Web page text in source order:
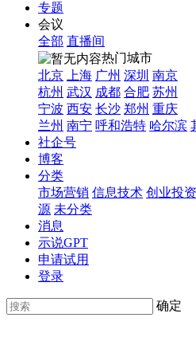
专题
会议
全部 直播间
热门城市
北京
上海 广州 深圳 南京
杭州 武汉 成都 合肥 苏州
宁波 西安 长沙 郑州 重庆
兰州 南宁 呼和浩特 哈尔滨
社企号
博客
分类
市场营销 信息技术 创业投资
源 未分类
消息
示说GPT
申请试用
登录
确定